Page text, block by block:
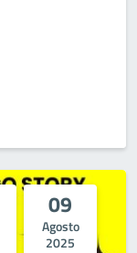
09
Agosto
2025